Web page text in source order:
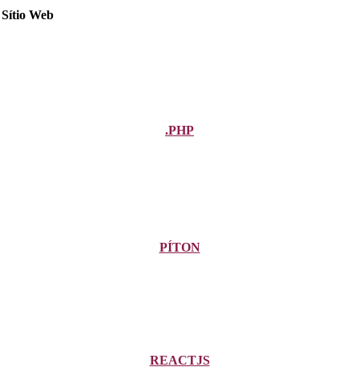
Sítio Web
.PHP
PÍTON
REACTJS